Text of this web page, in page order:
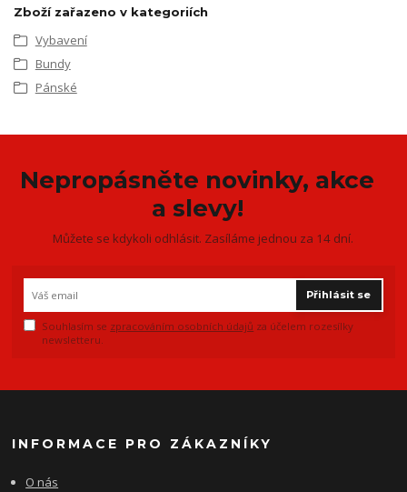
Zboží zařazeno v kategoriích
Vybavení
Bundy
Pánské
Nepropásněte novinky, akce
a slevy!
Můžete se kdykoli odhlásit. Zasíláme jednou za 14 dní.
Přihlásit se
Souhlasím se zpracováním osobních údajů za účelem rozesílky
newsletteru.
INFORMACE PRO ZÁKAZNÍKY
O nás